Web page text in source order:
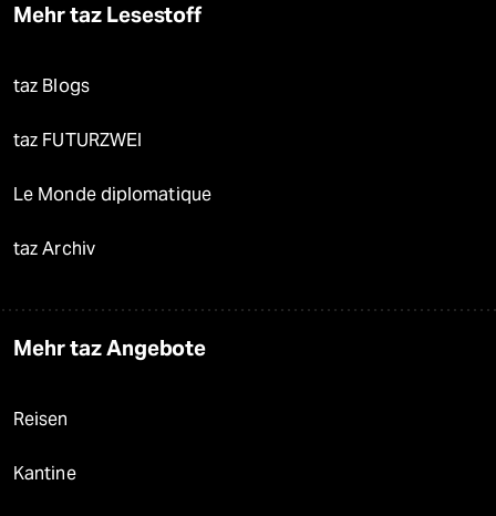
Mehr taz Lesestoff
taz Blogs
taz FUTURZWEI
Le Monde diplomatique
taz Archiv
Mehr taz Angebote
Reisen
Kantine